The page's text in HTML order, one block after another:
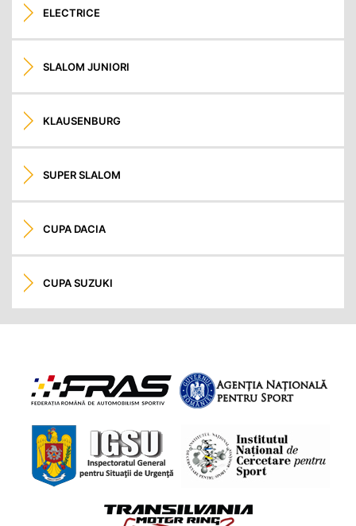
ELECTRICE
SLALOM JUNIORI
KLAUSENBURG
SUPER SLALOM
CUPA DACIA
CUPA SUZUKI